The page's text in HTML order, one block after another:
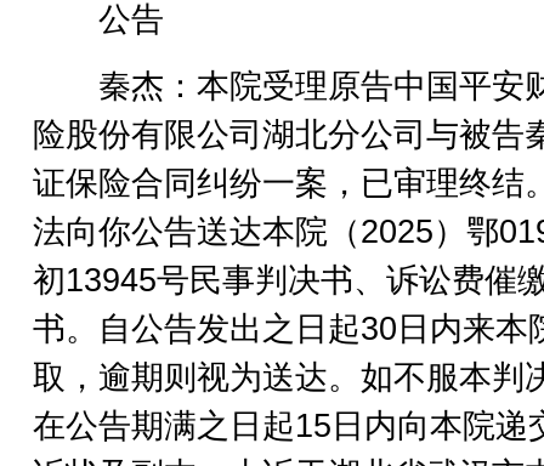
公告
秦杰：本院受理原告中国平安
险股份有限公司湖北分公司与被告
证保险合同纠纷一案，已审理终结
法向你公告送达本院（2025）鄂
初13945号民事判决书、诉讼费催
书。自公告发出之日起30日内来本
取，逾期则视为送达。如不服本判
在公告期满之日起15日内向本院递